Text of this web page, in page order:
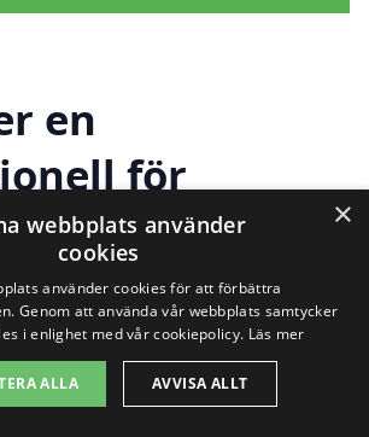
en
för
i andra
Rörö
företag för
×
webbplats använder
cookies
använder cookies för att förbättra
Genom att använda vår webbplats samtycker
i enlighet med vår cookiepolicy. Läs mer
ALLA AVVISA ALLT